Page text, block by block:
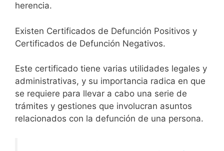
herencia.
Existen Certificados de Defunción Positivos y
Certificados de Defunción Negativos.
Este certificado tiene varias utilidades legales y
administrativas, y su importancia radica en que
se requiere para llevar a cabo una serie de
trámites y gestiones que involucran asuntos
relacionados con la defunción de una persona.